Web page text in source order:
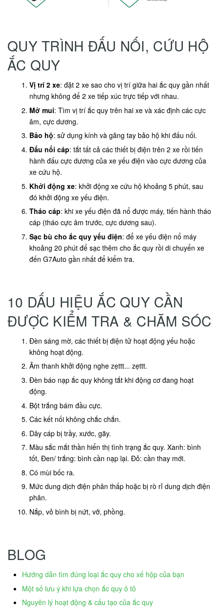
QUY TRÌNH ĐẤU NỐI, CỨU HỘ
ẮC QUY
Vị trí 2 xe: đặt 2 xe sao cho vị trí giữa hai ắc quy gần nhất
nhưng không để 2 xe tiếp xúc trực tiếp với nhau.
Mở mui: Tìm vị trí ắc quy trên hai xe và xác định các cực
âm, cực dương.
Bảo hộ: sử dụng kính và găng tay bảo hộ khi đấu nối.
Đấu nối cáp: tắt tất cả các thiết bị điện trên 2 xe rồi tiến
hành đấu cực dương của xe yếu điện vào cực dương của
xe cứu hộ.
Khởi động xe: khởi động xe cứu hộ khoảng 5 phút, sau
đó khởi động xe yếu điện.
Tháo cáp: khi xe yếu điện đã nổ được máy, tiến hành tháo
cáp (tháo cực âm trước, cực dương sau).
Sạc bù cho ắc quy yếu điện: để xe yếu điện nổ máy
khoảng 20 phút để sạc thêm cho ắc quy rồi di chuyển xe
đến G7Auto gần nhất để kiểm tra.
10 DẤU HIỆU ẮC QUY CẦN
ĐƯỢC KIỂM TRA & CHĂM SÓC
Đèn sáng mờ, các thiết bị điện tử hoạt động yếu hoặc
không hoạt động.
Âm thanh khởi động nghe zẹttt... zẹttt.
Đèn báo nạp ắc quy không tắt khi động cơ đang hoạt
động.
Bột trắng bám đầu cực.
Các kết nối không chắc chắn.
Dây cáp bị trầy, xước, gãy.
Màu sắc mắt thần hiển thị tình trạng ắc quy. Xanh: bình
tốt, Đen/ trắng: bình cần nạp lại. Đỏ: cần thay mới.
Có mùi bốc ra.
Mức dung dịch điện phân thấp hoặc bị rò rỉ dung dịch điện
phân.
Nắp, vỏ bình bị nứt, vỡ, phồng.
BLOG
Hướng dẫn tìm đúng loại ắc quy cho xế hộp của bạn
Một số lưu ý khi lựa chọn ắc quy ô tô
Nguyên lý hoạt động & cấu tạo của ắc quy